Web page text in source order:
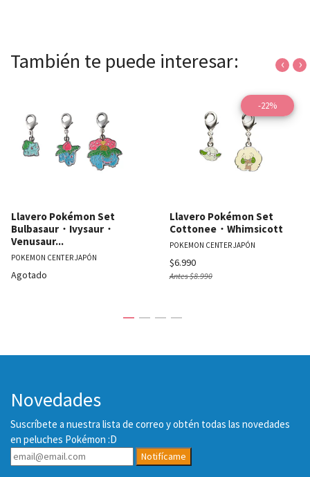
También te puede interesar:
Llavero Pokémon Set
Bulbasaur・Ivysaur・
Venusaur​...
POKEMON CENTER JAPÓN
Agotado
-22%
Llavero Pokémon Set
Cottonee・Whimsicott
POKEMON CENTER JAPÓN
$6.990
Antes$8.990
‹ ›
Novedades
Suscríbete a nuestra lista de correo y obtén todas las novedades
en peluches Pokémon :D
Notifícame